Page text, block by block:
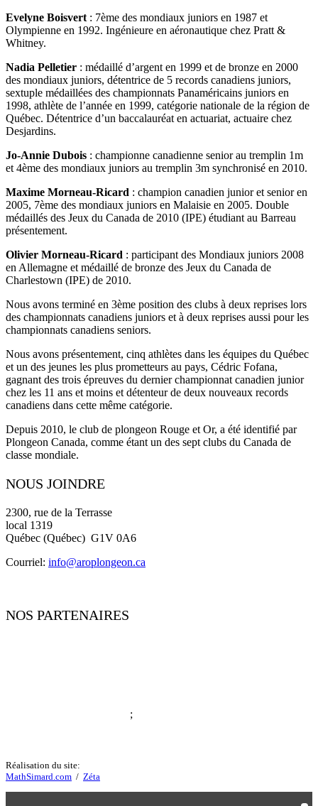
Evelyne Boisvert : 7ème des mondiaux juniors en 1987 et
Olympienne en 1992. Ingénieure en aéronautique chez Pratt &
Whitney.
Nadia Pelletier : médaillé d’argent en 1999 et de bronze en 2000
des mondiaux juniors, détentrice de 5 records canadiens juniors,
sextuple médaillées des championnats Panaméricains juniors en
1998, athlète de l’année en 1999, catégorie nationale de la région de
Québec. Détentrice d’un baccalauréat en actuariat, actuaire chez
Desjardins.
Jo-Annie Dubois : championne canadienne senior au tremplin 1m
et 4ème des mondiaux juniors au tremplin 3m synchronisé en 2010.
Maxime Morneau-Ricard : champion canadien junior et senior en
2005, 7ème des mondiaux juniors en Malaisie en 2005. Double
médaillés des Jeux du Canada de 2010 (IPE) étudiant au Barreau
présentement.
Olivier Morneau-Ricard : participant des Mondiaux juniors 2008
en Allemagne et médaillé de bronze des Jeux du Canada de
Charlestown (IPE) de 2010.
Nous avons terminé en 3ème position des clubs à deux reprises lors
des championnats canadiens juniors et à deux reprises aussi pour les
championnats canadiens seniors.
Nous avons présentement, cinq athlètes dans les équipes du Québec
et un des jeunes les plus prometteurs au pays, Cédric Fofana,
gagnant des trois épreuves du dernier championnat canadien junior
chez les 11 ans et moins et détenteur de deux nouveaux records
canadiens dans cette même catégorie.
Depuis 2010, le club de plongeon Rouge et Or, a été identifié par
Plongeon Canada, comme étant un des sept clubs du Canada de
classe mondiale.
NOUS JOINDRE
2300, rue de la Terrasse
local 1319
Québec (Québec) G1V 0A6
Courriel: info@aroplongeon.ca
NOS PARTENAIRES
;
Réalisation du site:
MathSimard.com / Zéta